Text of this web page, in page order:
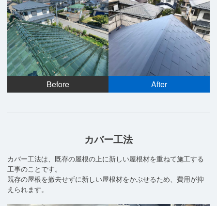
Before After
カバー工法
カバー工法は、既存の屋根の上に新しい屋根材を重ねて施工する
工事のことです。
既存の屋根を撤去せずに新しい屋根材をかぶせるため、費用が抑
えられます。